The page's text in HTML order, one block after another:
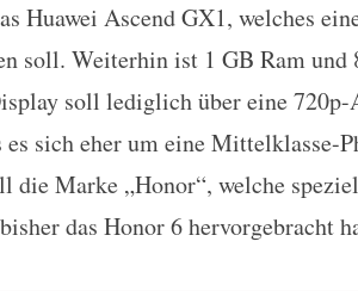
Huawei Ascend GX1, welches
soll. Weiterhin ist 1 GB Ram
soll lediglich über eine
es sich eher um eine Mittelklasse-
die Marke „Honor“, welche
das Honor 6 hervorgebracht